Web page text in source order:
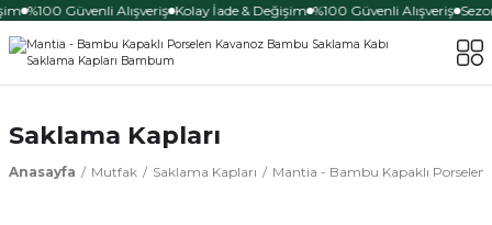
%100 Güvenli Alışveriş Kolay İade & Değişim %100 Güvenli Alışveriş
Saklama Kapları
Anasayfa Mutfak Saklama Kapları Mantia - Bambu Kapaklı Porselen